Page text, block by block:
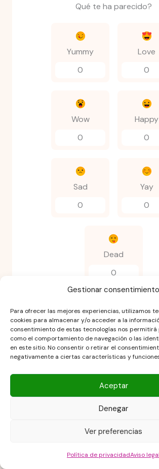
Gestionar consentimiento
Para ofrecer las mejores experiencias, utilizamos
cookies para almacenar y/o acceder a la
consentimiento de estas tecnologías nos
como el comportamiento de navegación o las
en este sitio. No consentir o retirar el
negativamente a ciertas características y
Aceptar
Denegar
Ver preferencias
Política de privacidadAviso legal
Qué te ha parecido?
Yummy
0
Love
0
Wow
0
Happy
0
Sad
0
Yay
0
Dead
0
El delicioso flan de
a conquistar para
cremoso